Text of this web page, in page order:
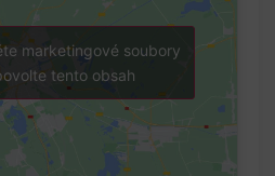
marketingové soubory
tento obsah